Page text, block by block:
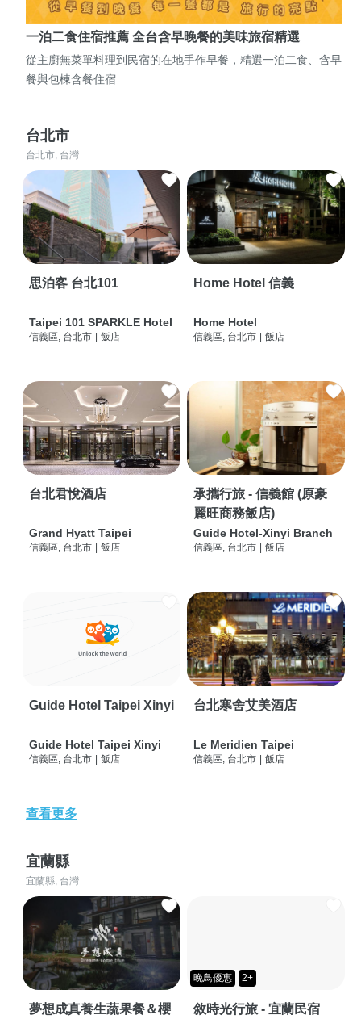
一泊二食住宿推薦 全台含早晚餐的美味旅宿精選
從主廚無菜單料理到民宿的在地手作早餐，精選一泊二食、含早
餐與包棟含餐住宿
台北市
台北市, 台灣
思泊客 台北101
Taipei 101 SPARKLE Hotel
信義區, 台北市 飯店
Home Hotel 信義
Home Hotel
信義區, 台北市 飯店
台北君悅酒店
Grand Hyatt Taipei
信義區, 台北市 飯店
承攜行旅 - 信義館 (原豪
麗旺商務飯店)
Guide Hotel-Xinyi Branch
信義區, 台北市 飯店
Guide Hotel Taipei Xinyi
Guide Hotel Taipei Xinyi
信義區, 台北市 | 飯店
台北寒舍艾美酒店
Le Meridien Taipei
信義區, 台北市 | 飯店
查看更多
宜蘭縣
宜蘭縣, 台灣
夢想成真養生蔬果餐＆櫻
晚鳥優惠 2+
敘時光行旅 - 宜蘭民宿